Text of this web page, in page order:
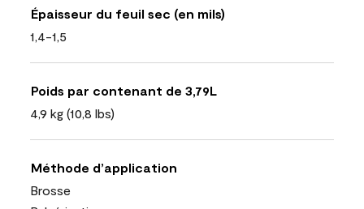
Épaisseur du feuil sec (en mils)
1,4-1,5
Poids par contenant de 3,79L
4,9 kg (10,8 lbs)
Méthode d’application
Brosse